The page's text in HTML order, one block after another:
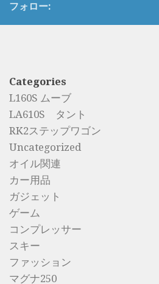
フォロー:
Categories
L160S ムーブ
LA610S タント
RK2ステップワゴン
Uncategorized
オイル関連
カー用品
ガジェット
ゲーム
コンプレッサー
スキー
ファッション
マグナ250